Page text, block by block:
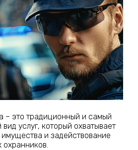
– это традиционный и самый
услуг, который охватывает
и задействование